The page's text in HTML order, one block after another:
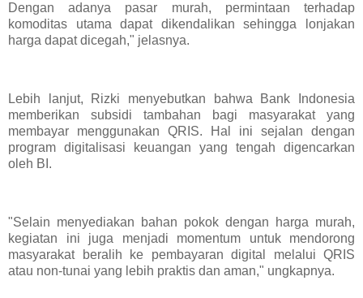
Dengan adanya pasar murah, permintaan terhadap
komoditas utama dapat dikendalikan sehingga lonjakan
harga dapat dicegah," jelasnya.
Lebih lanjut, Rizki menyebutkan bahwa Bank Indonesia
memberikan subsidi tambahan bagi masyarakat yang
membayar menggunakan QRIS. Hal ini sejalan dengan
program digitalisasi keuangan yang tengah digencarkan
oleh BI.
"Selain menyediakan bahan pokok dengan harga murah,
kegiatan ini juga menjadi momentum untuk mendorong
masyarakat beralih ke pembayaran digital melalui QRIS
atau non-tunai yang lebih praktis dan aman," ungkapnya.